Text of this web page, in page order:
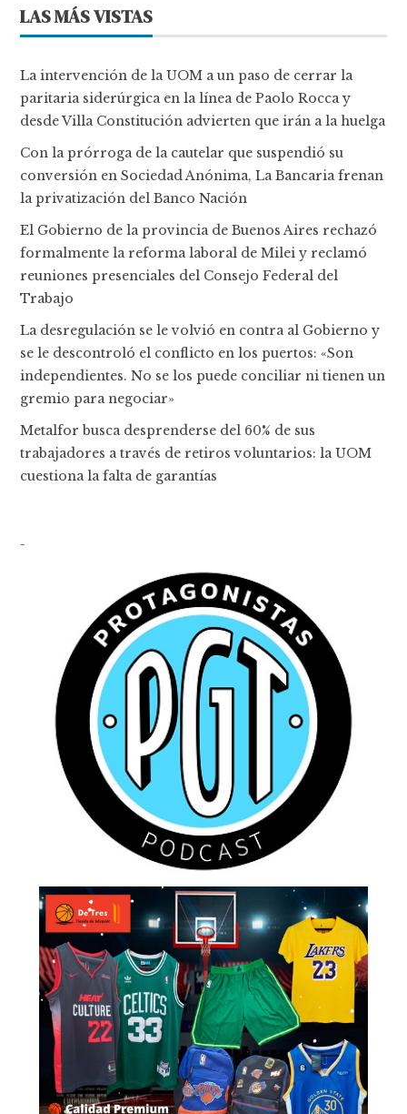
LAS MÁS VISTAS
La intervención de la UOM a un paso de cerrar la
paritaria siderúrgica en la línea de Paolo Rocca y
desde Villa Constitución advierten que irán a la huelga
Con la prórroga de la cautelar que suspendió su
conversión en Sociedad Anónima, La Bancaria frenan
la privatización del Banco Nación
El Gobierno de la provincia de Buenos Aires rechazó
formalmente la reforma laboral de Milei y reclamó
reuniones presenciales del Consejo Federal del
Trabajo
La desregulación se le volvió en contra al Gobierno y
se le descontroló el conflicto en los puertos: «Son
independientes. No se los puede conciliar ni tienen un
gremio para negociar»
Metalfor busca desprenderse del 60% de sus
trabajadores a través de retiros voluntarios: la UOM
cuestiona la falta de garantías
-